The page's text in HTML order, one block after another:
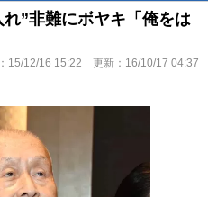
”非難にボヤキ「俺をは
15/12/16 15:22 更新： 16/10/17 04:37